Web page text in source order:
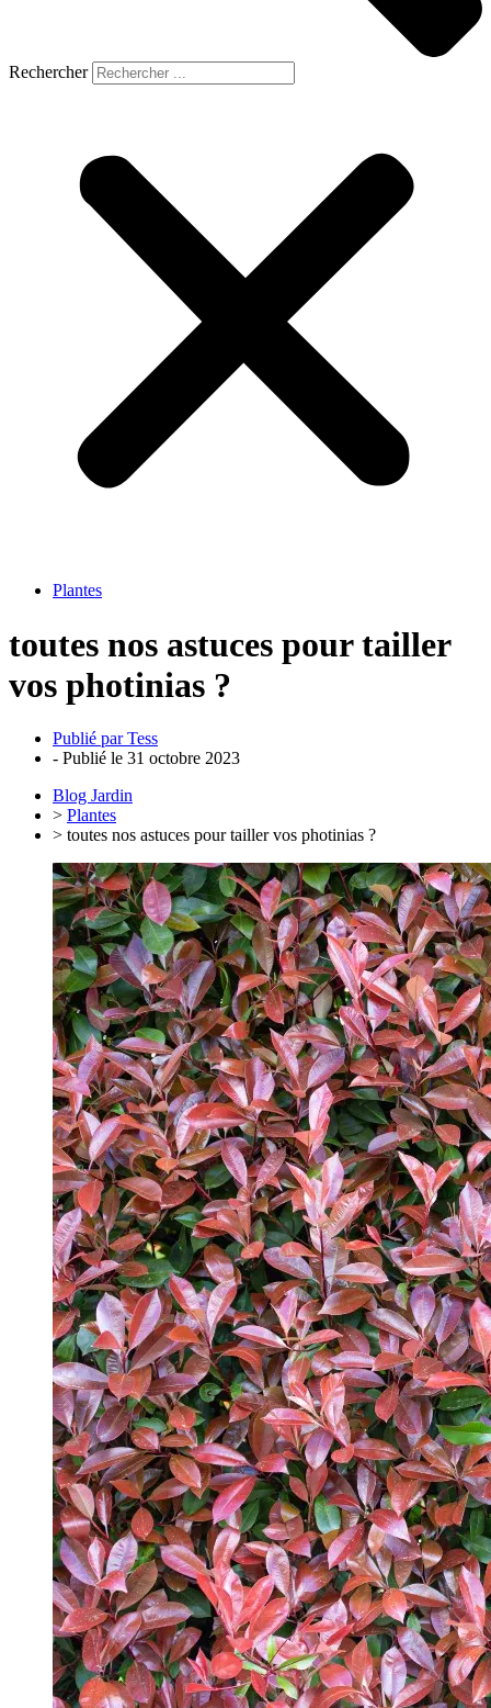
Rechercher
Plantes
toutes nos astuces pour tailler
vos photinias ?
Publié parTess
- Publié le 31 octobre 2023
Blog Jardin
> Plantes
> toutes nos astuces pour tailler vos photinias ?